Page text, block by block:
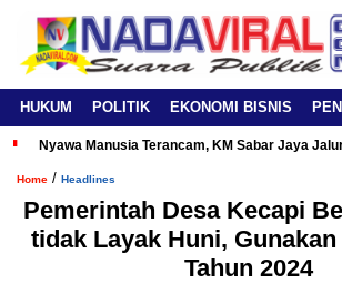
HUKUM POLITIK EKONOMI BISNIS
Nyawa Manusia Terancam, KM Sabar Jaya
Home / Headlines
Pemerintah Desa Kecapi
tidak Layak Huni, Gunakan
Tahun 2024